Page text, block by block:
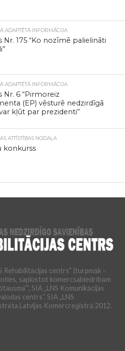
ADAPTĒTĀ INFORMĀCIJA
Nr. 175 “Ko nozīmē palielināti
ADAPTĒTĀ INFORMĀCIJA
Nr. 6 “Pirmoreiz
(EP) vēsturē nedzirdīgā
kļūt par prezidenti”
ATTĪSTĪBAS NODAĻA
konkurss
Rehabilitācijas centrs” (turpmāk -
saplūstot komercsabiedrībām
SIA „LNS Komunikācijas
centrs”. SIA „LNS
Latvijas Komercreģistrā 2012.